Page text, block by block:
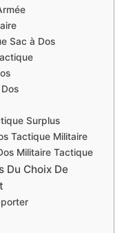
Sac à Dos
Surplus
Tactique Militaire
Militaire Tactique
Du Choix De